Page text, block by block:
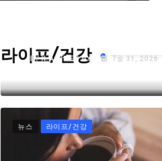
라이프/건강
BYK.A TIMES NY 7월 31, 2026
뉴스 라이프/건강